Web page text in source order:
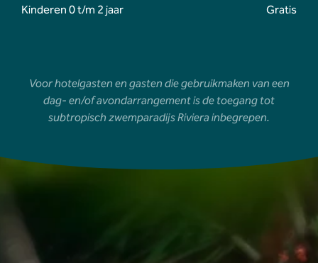
Kinderen 0 t/m 2 jaar Gratis
Voor hotelgasten en gasten die gebruikmaken van een
dag- en/of avondarrangement is de toegang tot
subtropisch zwemparadijs Riviera inbegrepen.